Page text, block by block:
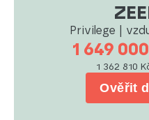
Privilege |
1 649
1 362 810
Ověřit